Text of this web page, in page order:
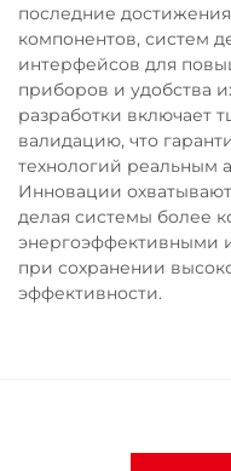
последние
компонентов, систем
интерфейсов для
приборов и удобства
разработки включает
валидацию, что
технологий реальным
Инновации
делая системы более
энергоэффективными
при сохранении
эффективности.